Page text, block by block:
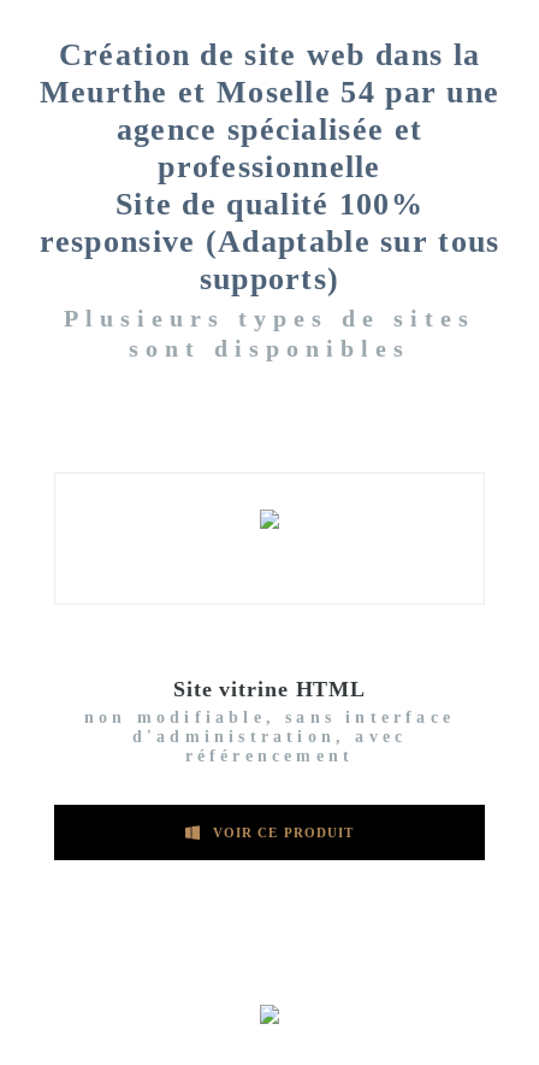
Création de site web dans la
Meurthe et Moselle 54 par une
agence spécialisée et
professionnelle
Site de qualité 100%
responsive (Adaptable sur tous
supports)
Plusieurs types de sites
sont disponibles
Site vitrine HTML
non modifiable, sans interface
d'administration, avec
référencement
VOIR CE PRODUIT